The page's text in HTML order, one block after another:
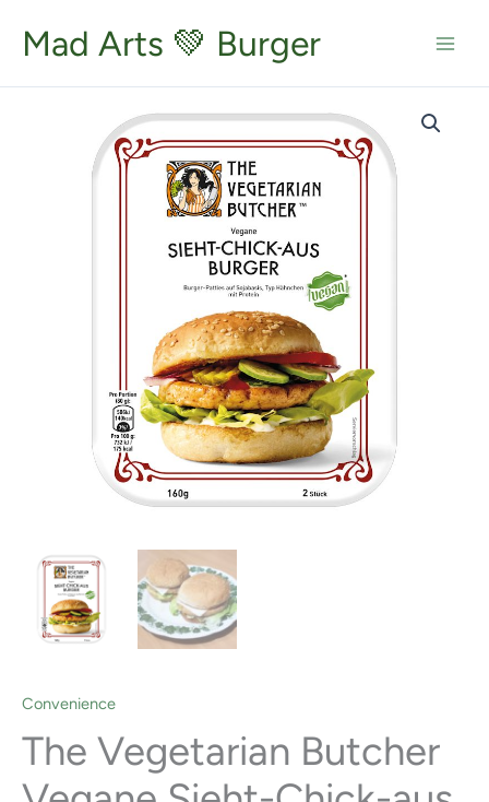
Inhalt
springen
Mad Arts 💚 Burger
Convenience
The Vegetarian Butcher